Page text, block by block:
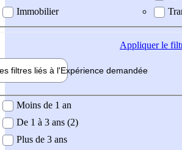
Immobilier
Appliquerle
filtres liés à l'Expérience demandée
demandée
Moins de 1 an
De 1 à 3 ans (2)
Plus de 3 ans